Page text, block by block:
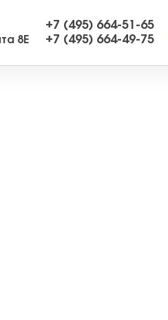
8Е
+7 (495) 664-51-65
+7 (495) 664-49-75